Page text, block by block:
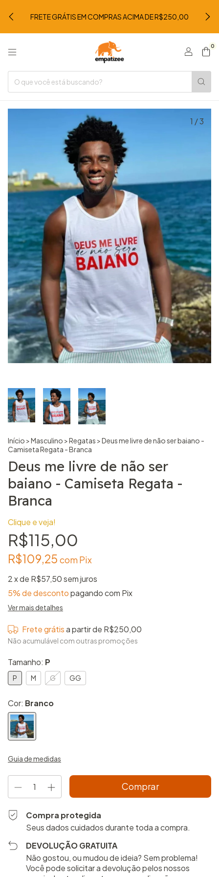
FRETE GRÁTIS EM COMPRAS ACIMA DE R$250,00
0
1 /3
Início >Masculino >Regatas >Deus me livre de não ser baiano -
Camiseta Regata - Branca
Deus me livre de não ser
baiano - Camiseta Regata -
Branca
Clique e veja!
R$115,00
R$109,25 comPix
2x de R$57,50sem juros
5% de descontopagando com Pix
Ver mais detalhes
Frete grátis a partir de R$250,00
Não acumulável com outras promoções
Tamanho: P
P M G GG
Cor: Branco
Guia de medidas
Compra protegida
Seus dados cuidados durante toda a compra.
DEVOLUÇÃO GRATUITA
Não gostou, ou mudou de ideia? Sem problema!
Você pode solicitar a devolução pelos nossos